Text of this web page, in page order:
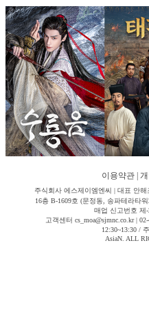
이용약관
주식회사 에스제이엠엔씨 | 대표 안
16층 B-1609호 (문정동, 송파테라타
매업 신고번호 제-
고객센터 cs_moa@sjmnc.co.kr |
12:30~13:30 /
AsiaN. ALL